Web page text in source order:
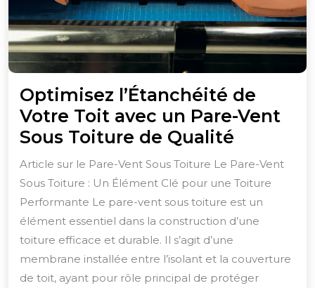
Optimisez l’Étanchéité de
Votre Toit avec un Pare-Vent
Sous Toiture de Qualité
de
Votre
Toit
un
Article sur le Pare-Vent Sous Toiture Le Pare-Vent
Sous Toiture : Un Élément Clé pour une Toiture
Performante Le pare-vent sous toiture est un
élément essentiel dans la construction d’une
toiture efficace et durable. Il s’agit d’une
membrane installée entre l’isolant et la couverture
de toit, ayant pour rôle principal de protéger